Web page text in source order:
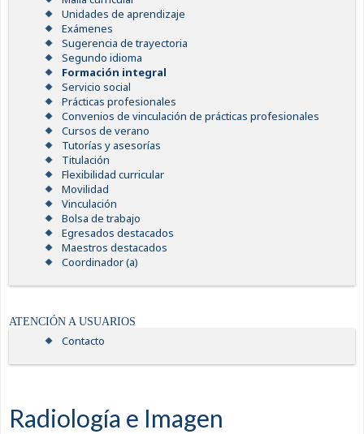
Unidades de aprendizaje
Exámenes
Sugerencia de trayectoria
Segundo idioma
Formación integral
Servicio social
Prácticas profesionales
Convenios de vinculación de prácticas profesionales
Cursos de verano
Tutorías y asesorías
Titulación
Flexibilidad curricular
Movilidad
Vinculación
Bolsa de trabajo
Egresados destacados
Maestros destacados
Coordinador (a)
ATENCIÓN A USUARIOS
Contacto
Radiología e Imagen